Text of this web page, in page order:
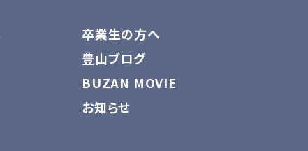
卒業生の方へ
豊山ブログ
BUZAN MOVIE
お知らせ